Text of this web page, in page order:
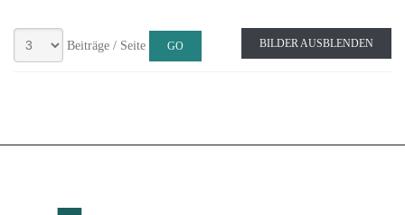
Beiträge / Seite BILDER AUSBLENDEN